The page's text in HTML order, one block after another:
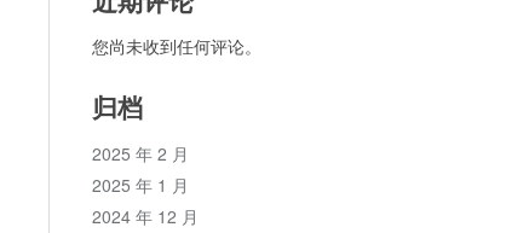
您尚未收到任何评论。
归档
2025 年 2 月
2025 年 1 月
2024 年 12 月